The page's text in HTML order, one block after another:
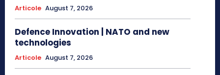
Articole August 7, 2026
Defence Innovation | NATO and new
technologies
Articole August 7, 2026